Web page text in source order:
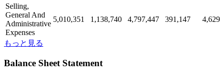
Selling,
General And
Administrative
Expenses
5,010,351 1,138,740 4,797,447 391,147
もっと見る
Balance Sheet Statement